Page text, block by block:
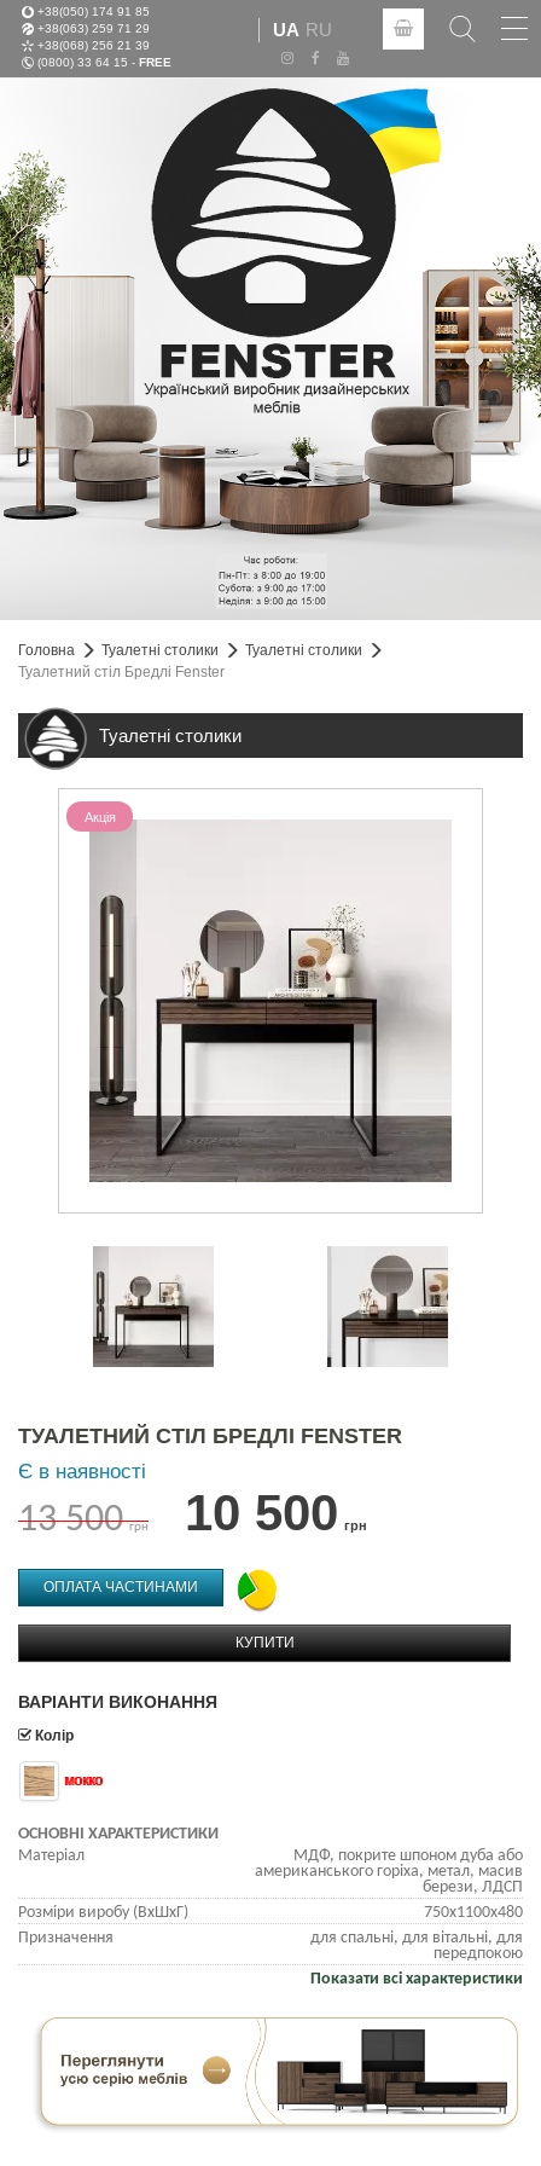
+38(050) 174 91 85
+38(063) 259 71 29
+38(068) 256 21 39
(0800) 33 64 15 - FREE
UA RU
Головна Туалетні столики
Туалетні столики
Туалетний стіл Бредлі Fenster
Туалетні столики
Акція
ТУАЛЕТНИЙ СТІЛ БРЕДЛІ FENSTER
Є в наявності
13 500 грн 10 500 грн
ОПЛАТА ЧАСТИНАМИ
КУПИТИ
ВАРІАНТИ ВИКОНАННЯ
Колір
мокко
ОСНОВНІ ХАРАКТЕРИСТИКИ
Матеріал
МДФ, покрите шпоном дуба або
американського горіха, метал, масив
берези, ЛДСП
Розміри виробу (ВхШхГ)
750х1100х480
Призначення
для спальні, для вітальні, для
передпокою
Показати всі характеристики